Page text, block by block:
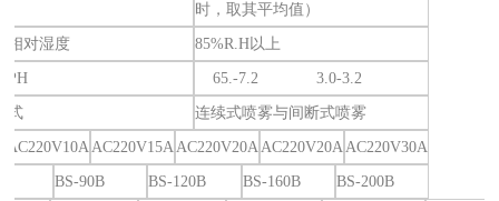
时，取其平均值）
相对湿度 85%R.H以上
PH 65.-7.2 3.0-3.2
式 连续式喷雾与间断式喷雾
AC220V10AAC220V15AAC220V20AAC220V20AAC220V30A
BS-90B BS-120B BS-160B BS-200B